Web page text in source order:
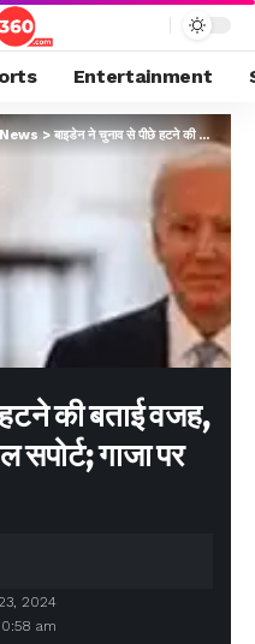
Entertainment
News>बाइडेन ने चुनाव से पीछे हटने की बताई वजह, कमला हैरिस को दिया फुल सपोर्ट; गाजा पर कह दी बड़ी बात…
की बताई वजह,
सपोर्ट; गाजा पर
am
2024